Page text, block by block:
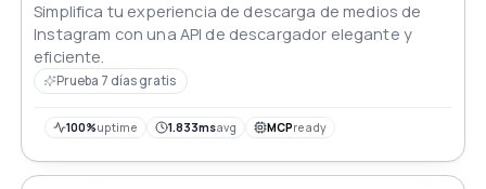
Marca de Agua / ¡Soporte para Carruseles!
Simplifica tu experiencia de descarga de medios de
Instagram con una API de descargador elegante y
eficiente.
Prueba 7 días gratis
100%uptime 1.833msavg MCPready